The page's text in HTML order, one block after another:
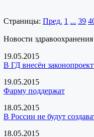
Страницы: Пред. 1 ... 39
Новости здравоохранения
19.05.2015
В ГД внесён
19.05.2015
Фарму поддержат
18.05.2015
В России не будут
18.05.2015